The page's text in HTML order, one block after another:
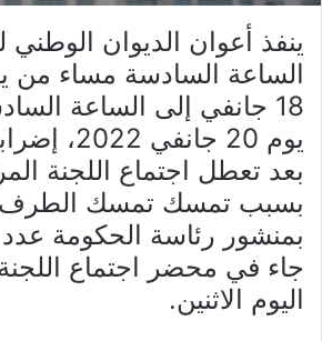
ينفذ أعوان الديوان الوطني
الساعة السادسة مساء من
18 جانفي إلى الساعة
يوم 20
بعد تعطل اجتماع اللجنة
بسبب تمسك تمسك الطرف
جاء في محضر اجتماع
اليوم الاثنين.